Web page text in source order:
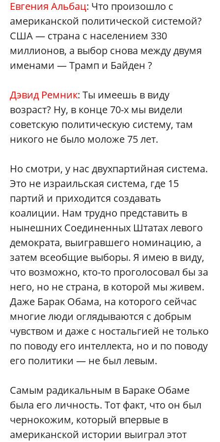
Евгения Альбац: Что произошло с
американской политической системой?
США — страна с населением 330
миллионов, а выбор снова между двумя
именами — Трамп и Байден ?
Дэвид Ремник: Ты имеешь в виду
возраст? Ну, в конце 70-х мы видели
советскую политическую систему, там
никого не было моложе 75 лет.
Но смотри, у нас двухпартийная система.
Это не израильская система, где 15
партий и приходится создавать
коалиции. Нам трудно представить в
нынешних Соединенных Штатах левого
демократа, выигравшего номинацию, а
затем всеобщие выборы. Я имею в виду,
что возможно, кто-то проголосовал бы за
него, но не страна, в которой мы живем.
Даже Барак Обама, на которого сейчас
многие люди оглядываются с добрым
чувством и даже с ностальгией не только
по поводу его интеллекта, но и по поводу
его политики — не был левым.
Самым радикальным в Бараке Обаме
была его личность. Тот факт, что он был
чернокожим, который впервые в
американской истории выиграл этот